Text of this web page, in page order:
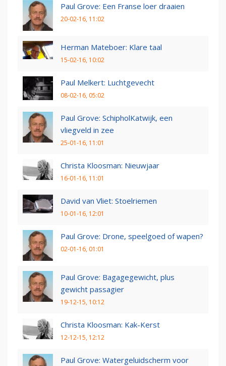
Paul Grove: Een Franse loer draaien
20-02-16, 11:02
Herman Mateboer: Klare taal
15-02-16, 10:02
Paul Melkert: Luchtgevecht
08-02-16, 05:02
Paul Grove: SchipholKatwijk, een
vliegveld in zee
25-01-16, 11:01
Christa Kloosman: Nieuwjaar
16-01-16, 11:01
David van Vliet: Stoelriemen
10-01-16, 12:01
Paul Grove: Drone, speelgoed of wapen?
02-01-16, 01:01
Paul Grove: Bagagegewicht, plus
gewicht passagier
19-12-15, 10:12
Christa Kloosman: Kak-Kerst
12-12-15, 12:12
Paul Grove: Watergeluidscherm voor